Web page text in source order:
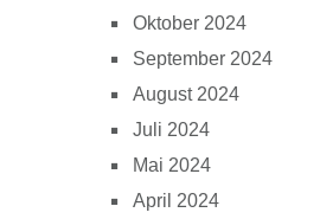
Oktober 2024
September 2024
August 2024
Juli 2024
Mai 2024
April 2024